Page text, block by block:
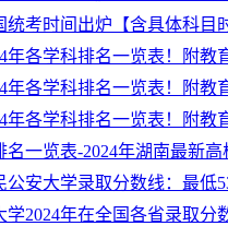
统考时间出炉【含具体科目
年各学科排名一览表！附教
年各学科排名一览表！附教
年各学科排名一览表！附教
名一览表-2024年湖南最新高
公安大学录取分数线：最低
学2024年在全国各省录取分